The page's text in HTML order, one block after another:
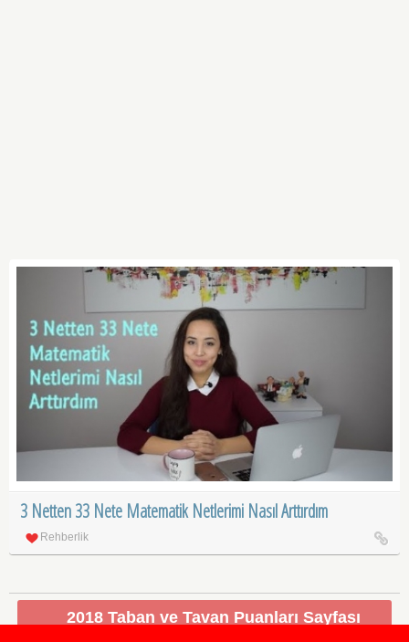
3 Netten 33 Nete Matematik Netlerimi Nasıl Arttırdım
Rehberlik
2018 Taban ve Tavan Puanları Sayfası